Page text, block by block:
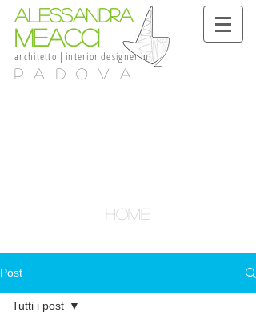
alessandra
meacci
architetto | interior designerin
Padova
home
Post
Tutti i post